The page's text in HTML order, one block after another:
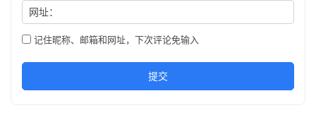
网址：
记住昵称、邮箱和网址，下次评论免输入
提交